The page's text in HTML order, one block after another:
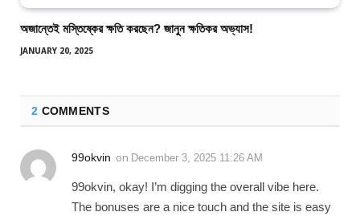
অজান্তেই মস্তিষ্কের ক্ষতি করছেন? জানুন ক্ষতিকর অভ্যাস!
JANUARY 20, 2025
2 COMMENTS
99okvin on December 3, 2025 11:26 AM
99okvin, okay! I’m digging the overall vibe here.
The bonuses are a nice touch and the site is easy